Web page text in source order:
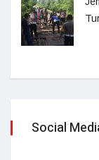
Social